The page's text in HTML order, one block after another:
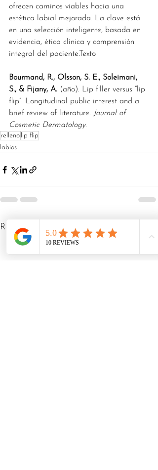
ofrecen caminos viables hacia una
estética labial mejorada. La clave está
en una selección inteligente, basada en
evidencia, ética clínica y comprensión
integral del paciente.Texto
Bourmand, R., Olsson, S. E., Soleimani,
S., & Fijany, A. (año). Lip filler versus “lip
flip”: Longitudinal public interest and a
brief review of literature. Journal of
Cosmetic Dermatology.
relleno lip flip
labios
Recent Posts